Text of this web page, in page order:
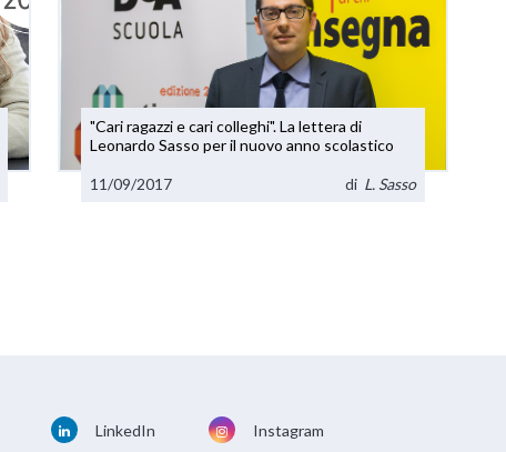
"Cari ragazzi e cari colleghi". La lettera di
Leonardo Sasso per il nuovo anno scolastico
11/09/2017 di L. Sasso
LinkedIn Instagram